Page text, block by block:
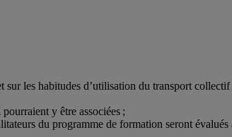
les habitudes d’utilisation du transport
y être associées ;
du programme de formation seront évalués